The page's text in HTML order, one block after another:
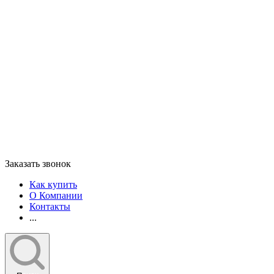
Заказать звонок
Как купить
О Компании
Контакты
...